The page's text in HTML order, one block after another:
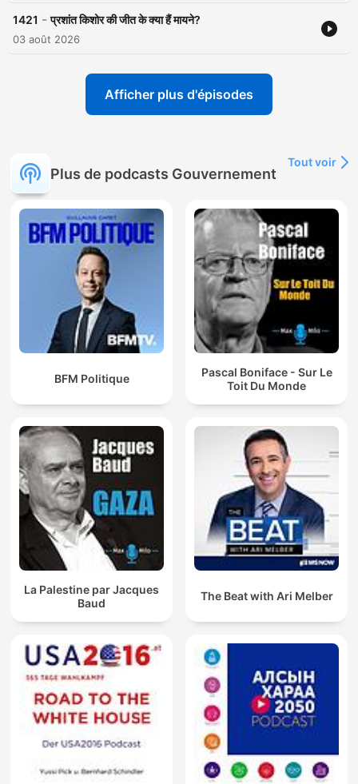
1421 - प्रशांत किशोर की जीत के क्या हैं मायने?
03 août 2026
Afficher plus d'épisodes
Plus de podcasts Gouvernement
Tout voir
BFM Politique
Pascal Boniface - Sur Le
Toit Du Monde
La Palestine par Jacques
Baud
The Beat with Ari Melber